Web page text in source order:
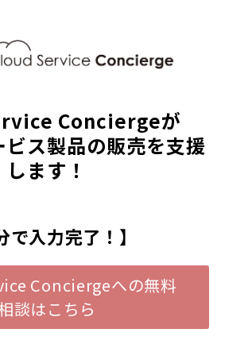
Conciergeが
ビス製品の販売を支援
します！
で入力完了！】
Conciergeへの無料
談はこちら